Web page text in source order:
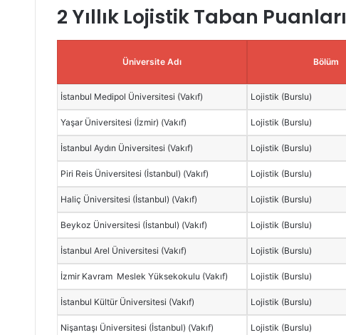
2 Yıllık Lojistik Taban Puanları
Üniversite Adı Bölüm
İstanbul Medipol Üniversitesi (Vakıf) Lojistik (Burslu)
Yaşar Üniversitesi (İzmir) (Vakıf) Lojistik (Burslu)
İstanbul Aydın Üniversitesi (Vakıf) Lojistik (Burslu)
Piri Reis Üniversitesi (İstanbul) (Vakıf) Lojistik (Burslu)
Haliç Üniversitesi (İstanbul) (Vakıf) Lojistik (Burslu)
Beykoz Üniversitesi (İstanbul) (Vakıf) Lojistik (Burslu)
İstanbul Arel Üniversitesi (Vakıf) Lojistik (Burslu)
İzmir Kavram Meslek Yüksekokulu (Vakıf) Lojistik (Burslu)
İstanbul Kültür Üniversitesi (Vakıf) Lojistik (Burslu)
Nişantaşı Üniversitesi (İstanbul) (Vakıf) Lojistik (Burslu)